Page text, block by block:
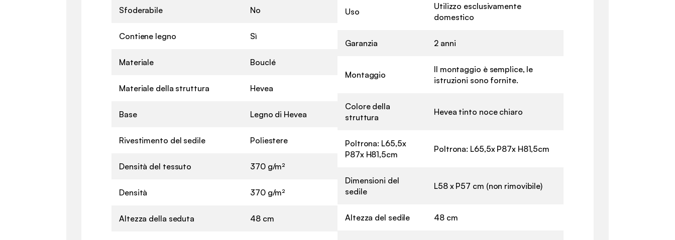
Sfoderabile No
Contiene legno Sì
Materiale Bouclé
Materiale della struttura Hevea
Base Legno di Hevea
Rivestimento del sedile Poliestere
Densità del tessuto 370 g/m²
Densità 370 g/m²
Altezza della seduta 48 cm
Uso
Utilizzo esclusivamente
domestico
Garanzia 2 anni
Montaggio
Il montaggio è semplice, le
istruzioni sono fornite.
Colore della
struttura
Hevea tinto noce chiaro
Poltrona: L65,5x
P87x H81,5cm
Poltrona: L65,5x P87x H81,5cm
Dimensioni del
sedile
L58 x P57 cm (non rimovibile)
Altezza del sedile 48 cm